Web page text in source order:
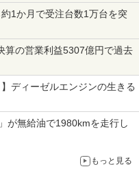
1か月で受注台数1万台を突
算の営業利益5307億円で過去
ディーゼルエンジンの生きる
が無給油で1980kmを走行し
もっと見る